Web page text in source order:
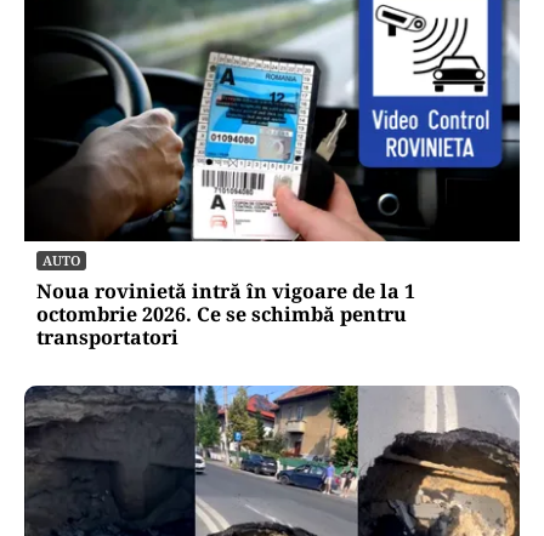
AUTO
Noua rovinietă intră în vigoare de la 1
octombrie 2026. Ce se schimbă pentru
transportatori